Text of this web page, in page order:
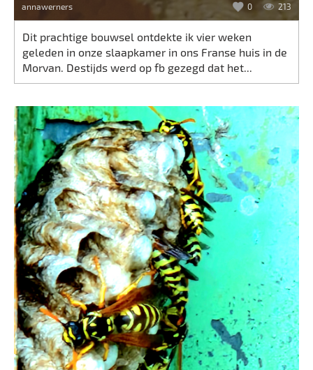
annawerners 0 213
Dit prachtige bouwsel ontdekte ik vier weken
geleden in onze slaapkamer in ons Franse huis in de
Morvan. Destijds werd op fb gezegd dat het...